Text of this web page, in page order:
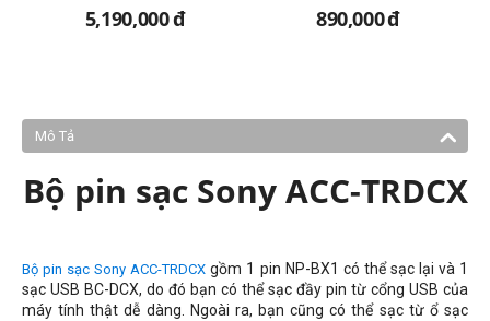
5,190,000đ 890,000đ
Mô Tả
Bộ pin sạc Sony ACC-TRDCX
Bộ pin sạc Sony ACC-TRDCX gồm 1 pin NP-BX1 có thể sạc lại và 1
sạc USB BC-DCX, do đó bạn có thể sạc đầy pin từ cổng USB của
máy tính thật dễ dàng. Ngoài ra, bạn cũng có thể sạc từ ổ sạc